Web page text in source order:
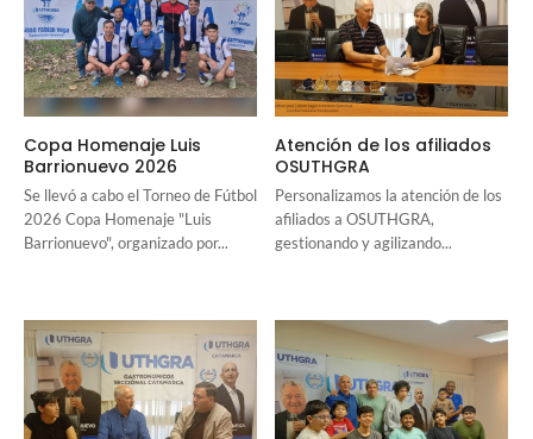
Copa Homenaje Luis
Barrionuevo 2026
Se llevó a cabo el Torneo de Fútbol
2026 Copa Homenaje "Luis
Barrionuevo", organizado por...
Atención de los afiliados
OSUTHGRA
Personalizamos la atención de los
afiliados a OSUTHGRA,
gestionando y agilizando...